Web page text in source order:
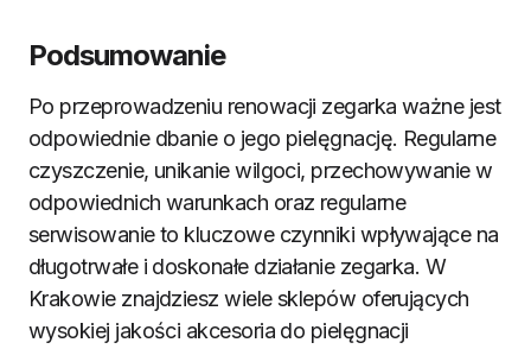
Podsumowanie
Po przeprowadzeniu renowacji zegarka ważne jest
odpowiednie dbanie o jego pielęgnację. Regularne
czyszczenie, unikanie wilgoci, przechowywanie w
odpowiednich warunkach oraz regularne
serwisowanie to kluczowe czynniki wpływające na
długotrwałe i doskonałe działanie zegarka. W
Krakowie znajdziesz wiele sklepów oferujących
wysokiej jakości akcesoria do pielęgnacji